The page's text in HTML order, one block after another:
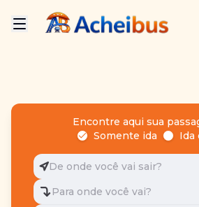
Encontre aqui sua
Somente ida
Ida
De onde você vai sair?
Para onde você vai?